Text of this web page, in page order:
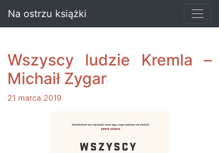
Na ostrzu książki
Wszyscy ludzie Kremla –
Michaił Zygar
21 marca 2019